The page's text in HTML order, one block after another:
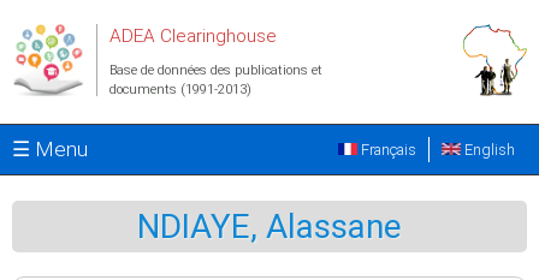
ADEA Clearinghouse
Base de données des publications et
documents (1991-2013)
☰ Menu English
Français
NDIAYE, Alassane